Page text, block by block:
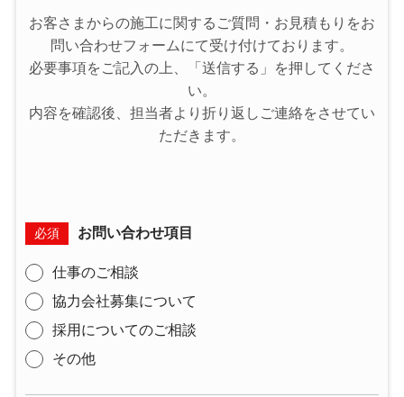
お客さまからの施工に関するご質問・お見積もりをお
問い合わせフォームにて受け付けております。
必要事項をご記入の上、「送信する」を押してくださ
い。
内容を確認後、担当者より折り返しご連絡をさせてい
ただきます。
必須 お問い合わせ項目
仕事のご相談
協力会社募集について
採用についてのご相談
その他